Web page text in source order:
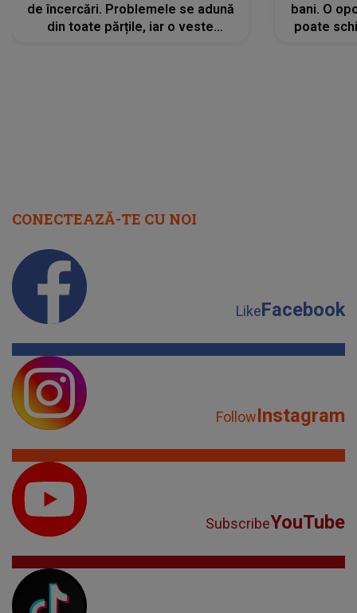
de încercări. Problemele se adună
din toate părțile, iar o veste
bani. O
poate
CONECTEAZĂ-TE CU NOI
LikeFacebook
FollowInstagram
SubscribeYouTube